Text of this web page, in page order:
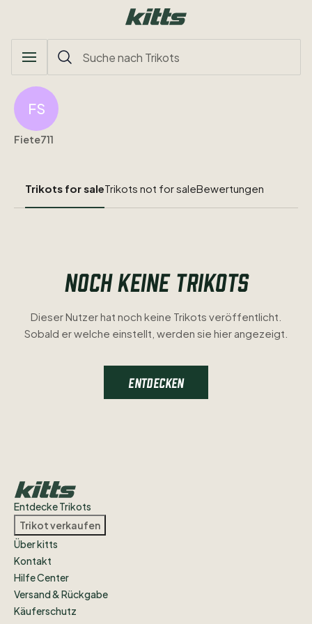
FS
Fiete711
Trikots for saleTrikots not for saleBewertungen
NOCH KEINE TRIKOTS
Dieser Nutzer hat noch keine Trikots veröffentlicht.
Sobald er welche einstellt, werden sie hier angezeigt.
ENTDECKEN
Entdecke Trikots
Trikot verkaufen
Über kitts
Kontakt
Hilfe Center
Versand & Rückgabe
Käuferschutz